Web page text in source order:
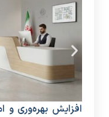
افزایش بهره‌وری و